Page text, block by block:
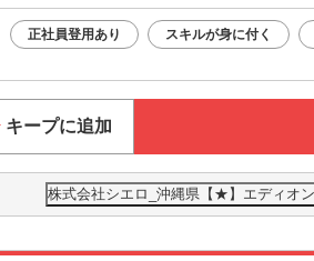
正社員登用あり スキルが身に付く
キープに追加
株式会社シエロ_沖縄県【★】エディオ